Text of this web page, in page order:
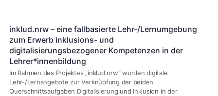
inklud.nrw – eine fallbasierte Lehr-/Lernumgebung
zum Erwerb inklusions- und
digitalisierungsbezogener Kompetenzen in der
Lehrer*innenbildung
Im Rahmen des Projektes „inklud.nrw“ wurden digitale
Lehr-/Lernangebote zur Verknüpfung der beiden
Querschnittsaufgaben Digitalisierung und Inklusion in der